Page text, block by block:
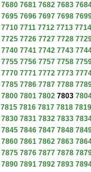
7680 7681 7682 7683
7695 7696 7697 7698
7710 7711 7712 7713 7714
7725 7726 7727 7728
7740 7741 7742 7743
7755 7756 7757 7758
7770 7771 7772 7773
7785 7786 7787 7788
7800 7801 7802 7803
7815 7816 7817 7818 7819
7830 7831 7832 7833
7845 7846 7847 7848
7860 7861 7862 7863
7875 7876 7877 7878
7890 7891 7892 7893